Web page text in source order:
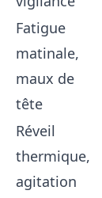
Fatigue
matinale,
maux de
tête
Réveil
thermique,
agitation